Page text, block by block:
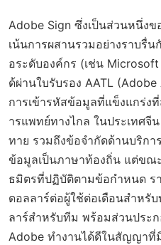
Adobe Sign ซึ่งเป็นส่วนหนึ่ง
เน้นการผสานรวมอย่างราบรื่น
อระดับองค์กร (เช่น
ด้ผ่านใบรับรอง AATL
การเข้ารหัสข้อมูลที่แข็งแกร่ง
ารแพทย์ทางไกล ในประเทศจี
ทาย รวมถึงข้อจำกัดด้านบริกา
ข้อมูลเป็นภาษาท้องถิ่น แต่ขณ
ธมิตรที่ปฏิบัติตามข้อกำหนด ร
ดอลลาร์ต่อผู้ใช้ต่อเดือนสำหรั
ลาร์สำหรับทีม พร้อมส่วนประ
Adobe ทำงานได้ดีในสัญญาที่